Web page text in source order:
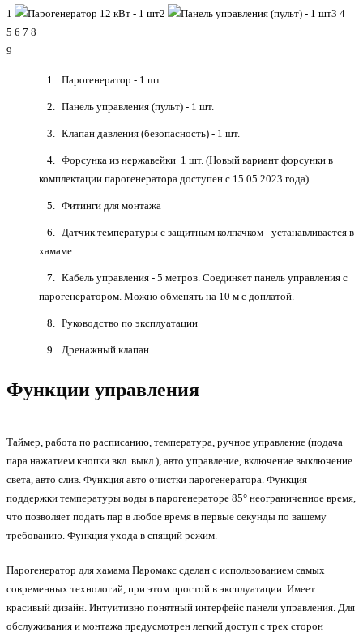
1 2 3 4
5 6 7 8
9
Парогенератор - 1 шт.
Панель управления (пульт) - 1 шт.
Клапан давления (безопасность) - 1 шт.
Форсунка из нержавейки 1 шт. (Новый вариант форсунки в
комплектации парогенератора доступен с 15.05.2023 года)
Фитинги для монтажа
Датчик температуры с защитным колпачком - устанавливается в
хамаме
Кабель управления - 5 метров. Соединяет панель управления с
парогенератором. Можно обменять на 10 м с доплатой.
Руководство по эксплуатации
Дренажный клапан
Функции управления
Таймер, работа по расписанию, температура, ручное управление (подача
пара нажатием кнопки вкл. выкл.), авто управление, включение выключение
света, авто слив. Функция авто очистки парогенератора. Функция
поддержки температуры воды в парогенераторе 85° неограниченное время,
что позволяет подать пар в любое время в первые секунды по вашему
требованию. Функция ухода в спящий режим.
Парогенератор для хамама Паромакс сделан с использованием самых
современных технологий, при этом простой в эксплуатации. Имеет
красивый дизайн. Интуитивно понятный интерфейс панели управления. Для
обслуживания и монтажа предусмотрен легкий доступ с трех сторон